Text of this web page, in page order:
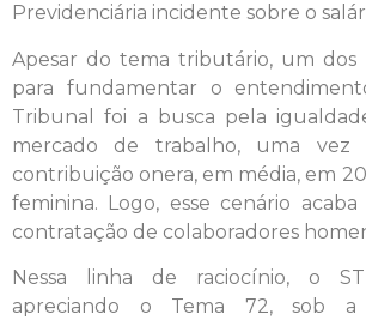
Previdenciária incidente sobre o
Apesar do tema tributário, um dos
para fundamentar o
Tribunal foi a busca pela
mercado de trabalho, uma vez
contribuição onera, em média, em
feminina. Logo, esse cenário
contratação de colaboradores
Nessa linha de raciocínio, o
apreciando o Tema 72, sob a